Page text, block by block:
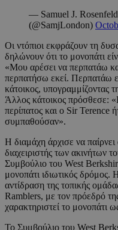
— Samuel J. Rosenfeld תביא אותם הביתה...
(@SamjLondon)
Οι ντόπιοι εκφράζουν τη
δηλώνουν ότι το μονοπάτι
«Μου αρέσει να περπατάω
περπατήσω εκεί. Περπατάω
κάτοικος, υπογραμμίζοντας
Άλλος κάτοικος πρόσθεσε:
περίπατος και ο Sir Terence
συμπαθούσαν».
Η διαμάχη άρχισε να
διαχειριστής των ακινήτων
Συμβούλιο του West
μονοπάτι ιδιωτικός
αντίδραση της τοπικής
Ramblers, με τον πρόεδρό
χαρακτηριστεί το μονοπάτι
Το Συμβούλιο του West